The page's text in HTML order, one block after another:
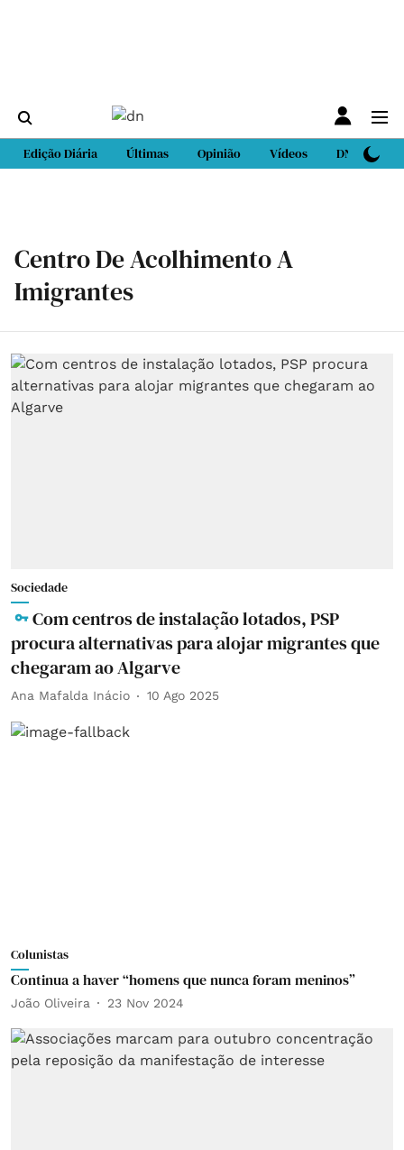
Edição Diária Últimas Opinião Vídeos DN Sport
Centro De Acolhimento A
Imigrantes
Sociedade
Com centros de instalação lotados, PSP
procura alternativas para alojar migrantes que
chegaram ao Algarve
Ana Mafalda Inácio 10 Ago 2025
Colunistas
Continua a haver “homens que nunca foram meninos”
João Oliveira 23 Nov 2024